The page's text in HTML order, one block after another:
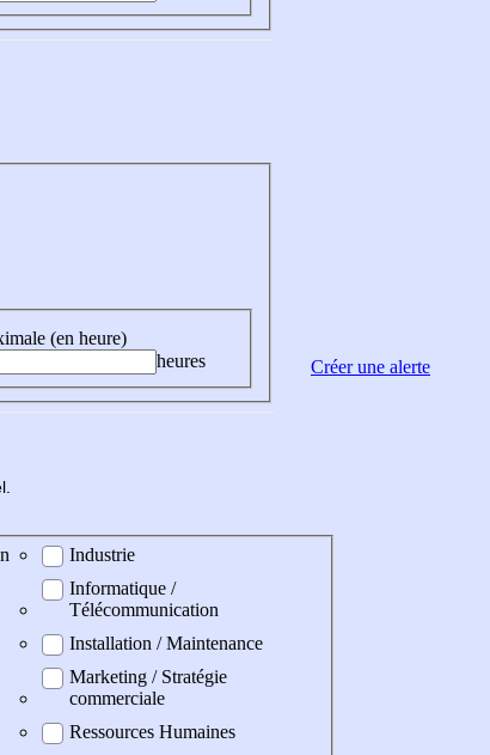
(en heure)
heures
Industrie
Informatique /
Télécommunication
Installation / Maintenance
Marketing / Stratégie
commerciale
Ressources Humaines
Créer une alerte